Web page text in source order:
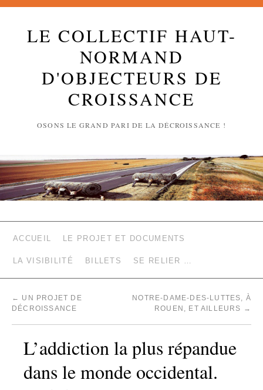
LE COLLECTIF HAUT-
NORMAND
D'OBJECTEURS DE
CROISSANCE
OSONS LE GRAND PARI DE LA DÉCROISSANCE !
ACCUEIL LE PROJET ET DOCUMENTS
LA VISIBILITÉ BILLETS SE RELIER …
← UN PROJET DE
DÉCROISSANCE
NOTRE-DAME-DES-LUTTES, À
ROUEN, ET AILLEURS →
L’addiction la plus répandue
dans le monde occidental.